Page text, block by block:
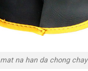
mat na han da chong chay